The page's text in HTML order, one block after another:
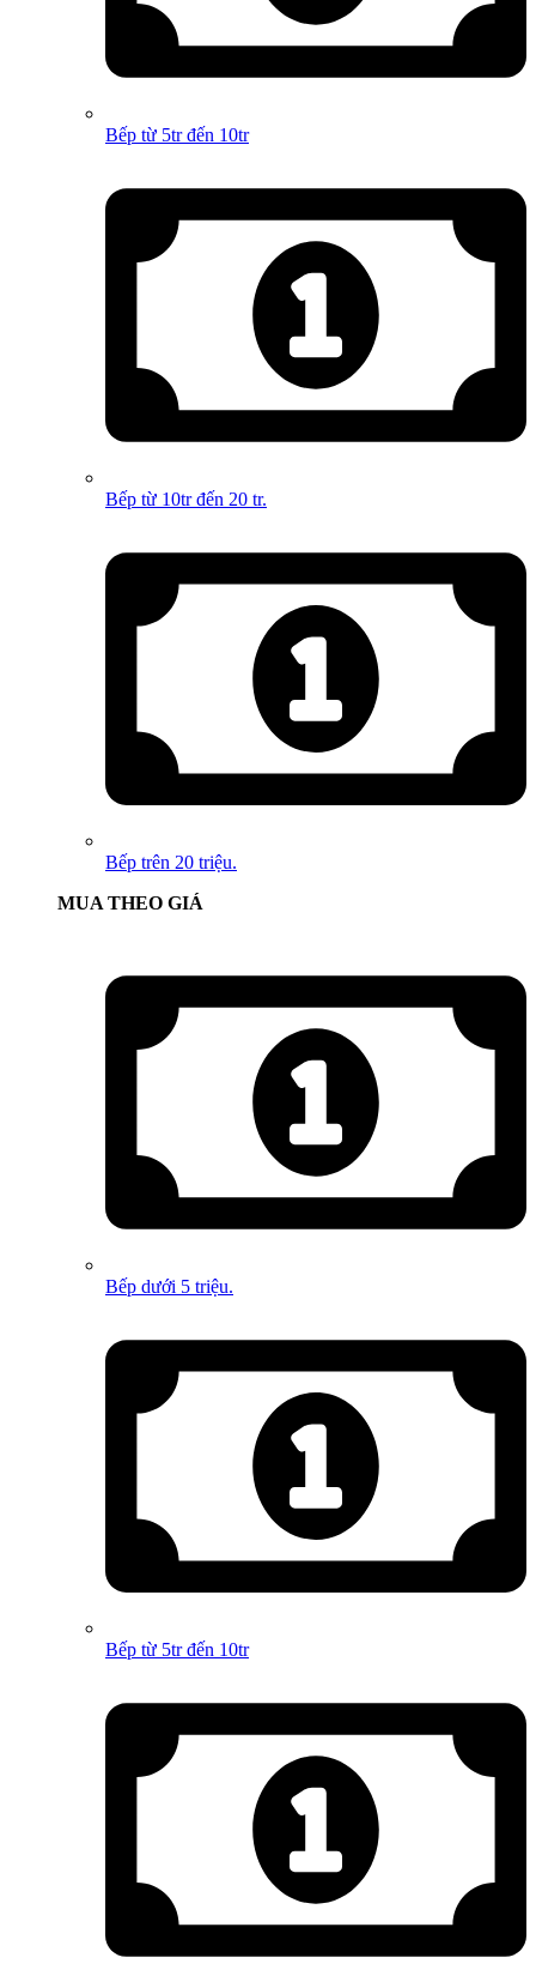
Bếp từ 5tr đến 10tr
Bếp từ 10tr đến 20 tr.
Bếp trên 20 triệu.
MUA THEO GIÁ
Bếp dưới 5 triệu.
Bếp từ 5tr đến 10tr